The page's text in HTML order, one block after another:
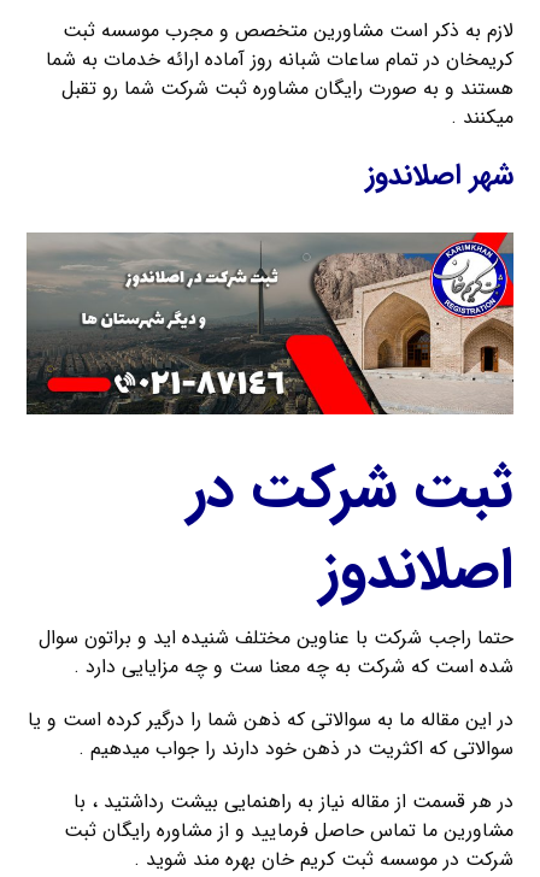
لازم به ذکر است مشاورین متخصص و مجرب موسسه ثبت
کریمخان در تمام ساعات شبانه روز آماده ارائه خدمات به شما
هستند و به صورت رایگان مشاوره ثبت شرکت شما رو تقبل
میکنند .
شهر اصلاندوز
ثبت شرکت در
اصلاندوز
حتما راجب شرکت با عناوین مختلف شنیده اید و براتون سوال
شده است که شرکت به چه معنا ست و چه مزایایی دارد .
در این مقاله ما به سوالاتی که ذهن شما را درگیر کرده است و یا
سوالاتی که اکثریت در ذهن خود دارند را جواب میدهیم .
در هر قسمت از مقاله نیاز به راهنمایی بیشت رداشتید ، با
مشاورین ما تماس حاصل فرمایید و از مشاوره رایگان ثبت
شرکت در موسسه ثبت کریم خان بهره مند شوید .